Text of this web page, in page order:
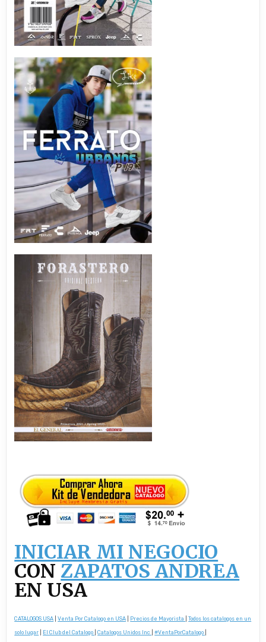
INICIAR MI NEGOCIO
CONZAPATOS ANDREA
EN USA
CATALOGOS USA |Venta Por Catalogo en USA Precios de Mayorista |Todos los catalogos en un
solo lugar El Club del Catalogo |Catalogos Unidos Inc |#VentaPorCatalogo